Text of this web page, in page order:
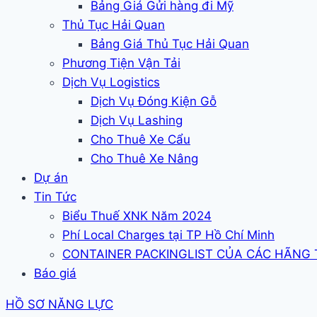
Bảng Giá Gửi hàng đi Mỹ
Thủ Tục Hải Quan
Bảng Giá Thủ Tục Hải Quan
Phương Tiện Vận Tải
Dịch Vụ Logistics
Dịch Vụ Đóng Kiện Gỗ
Dịch Vụ Lashing
Cho Thuê Xe Cẩu
Cho Thuê Xe Nâng
Dự án
Tin Tức
Biểu Thuế XNK Năm 2024
Phí Local Charges tại TP Hồ Chí Minh
CONTAINER PACKINGLIST CỦA CÁC HÃNG
Báo giá
HỒ SƠ NĂNG LỰC